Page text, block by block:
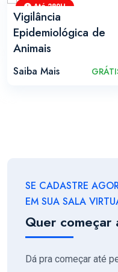
Até 280H
Vigilância
Epidemiológica de
Animais
Saiba Mais
SE CADASTRE
EM SUA SALA
Quer começar
Dá pra começar até